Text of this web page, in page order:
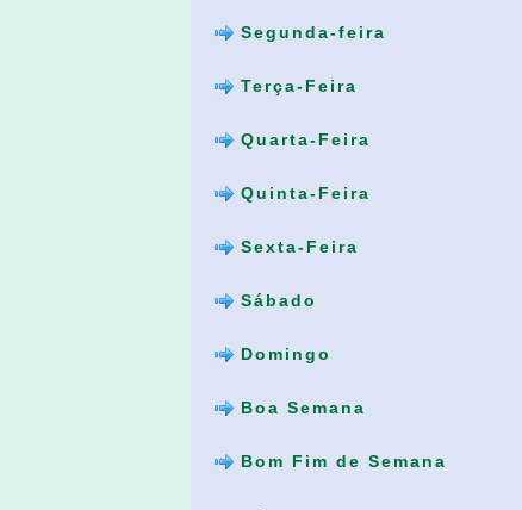
Segunda-feira
Terça-Feira
Quarta-Feira
Quinta-Feira
Sexta-Feira
Sábado
Domingo
Boa Semana
Bom Fim de Semana